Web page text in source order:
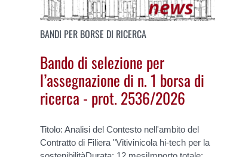
BANDI PER BORSE DI RICERCA
Bando di selezione per
l’assegnazione di n. 1 borsa di
ricerca - prot. 2536/2026
Titolo: Analisi del Contesto nell'ambito del
Contratto di Filiera "Vitivinicola hi-tech per la